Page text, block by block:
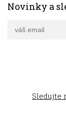
Novinky a
Sledujte